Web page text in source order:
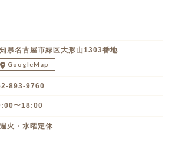
県名古屋市緑区大形山1303番地
GoogleMap
893-9760
〜18:00
火・水曜定休